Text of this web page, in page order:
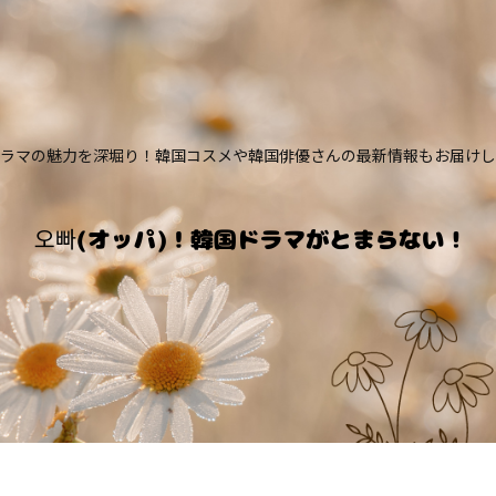
マの魅力を深堀り！韓国コスメや韓国俳優さんの最新情報もお届け